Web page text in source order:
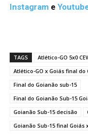
Instagram e
TAGS
Atlético-GO 5x0
Atlético-GO x Goiás final
Final do Goianão sub-15
Final do Goianão Sub-15
Goianão Sub-15 decisão
Goianão Sub-15 final Goiás